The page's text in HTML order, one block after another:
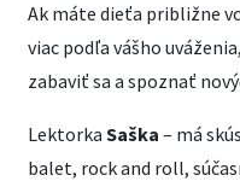
Ak máte dieťa približne
viac podľa vášho
zabaviť sa a spoznať
Lektorka Saška – má
balet, rock and roll,